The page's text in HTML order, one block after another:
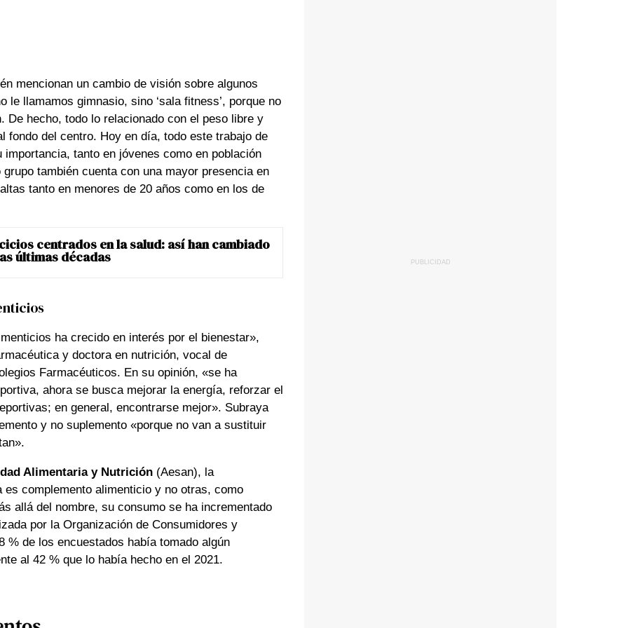
mencionan un cambio de visión sobre algunos
le llamamos gimnasio, sino ‘sala fitness’, porque no
hecho, todo lo relacionado con el peso libre y
fondo del centro. Hoy en día, todo este trabajo de
tanto en jóvenes como en población
también cuenta con una mayor presencia en
tanto en menores de 20 años como en los de
centrados en la salud: así han cambiado
últimas décadas
ha crecido en interés por el bienestar»,
y doctora en nutrición, vocal de
Farmacéuticos. En su opinión, «se ha
ahora se busca mejorar la energía, reforzar el
en general, encontrarse mejor». Subraya
y no suplemento «porque no van a sustituir
Alimentaria y Nutrición(Aesan), la
complemento alimenticio y no otras, como
allá del nombre, su consumo se ha incrementado
por la Organización de Consumidores y
% de los encuestados había tomado algún
al 42 % que lo había hecho en el 2021.